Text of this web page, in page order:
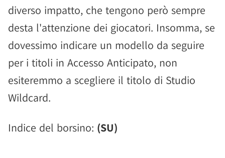
diverso impatto, che tengono però sempre
desta l'attenzione dei giocatori. Insomma, se
dovessimo indicare un modello da seguire
per i titoli in Accesso Anticipato, non
esiteremmo a scegliere il titolo di Studio
Wildcard.
Indice del borsino: (SU)